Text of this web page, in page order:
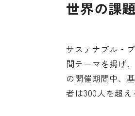
世界の課
サステナブル・
間テーマを掲げ
の開催期間中、
者は300人を超え